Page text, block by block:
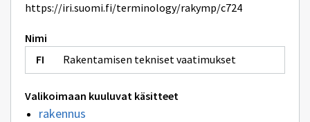
https://iri.suomi.fi/terminology/rakymp/c724
Nimi
Rakentamisen tekniset vaatimukset
Valikoimaan kuuluvat käsitteet
rakennus